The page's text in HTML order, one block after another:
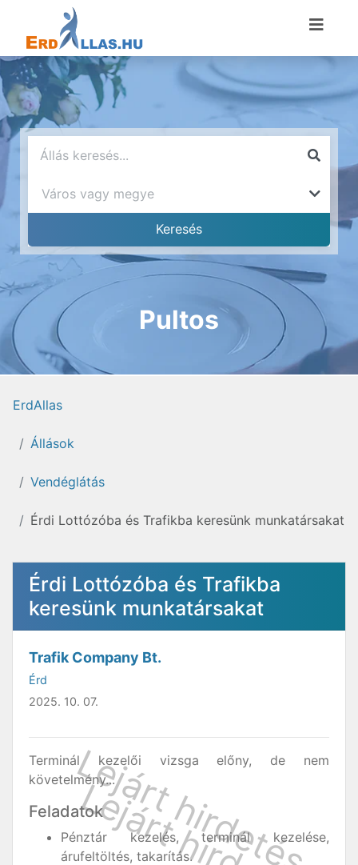
Pultos
ErdAllas
Állások
Vendéglátás
Érdi Lottózóba és Trafikba keresünk munkatársakat
Érdi Lottózóba és Trafikba
keresünk munkatársakat
Trafik Company Bt.
Érd
2025. 10. 07.
Terminál kezelői vizsga előny, de nem
követelmény...
Feladatok
Pénztár kezelés, terminál kezelése,
árufeltöltés, takarítás.